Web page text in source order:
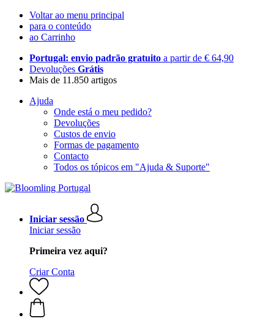
Voltar ao menu principal
para o conteúdo
ao Carrinho
Portugal: envio padrão gratuito a partir de € 64,90
Devoluções Grátis
Mais de 11.850 artigos
Ajuda
Onde está o meu pedido?
Devoluções
Custos de envio
Formas de pagamento
Contacto
Todos os tópicos em "Ajuda & Suporte"
Iniciar sessão
Iniciar sessão
Primeira vez aqui?
Criar Conta